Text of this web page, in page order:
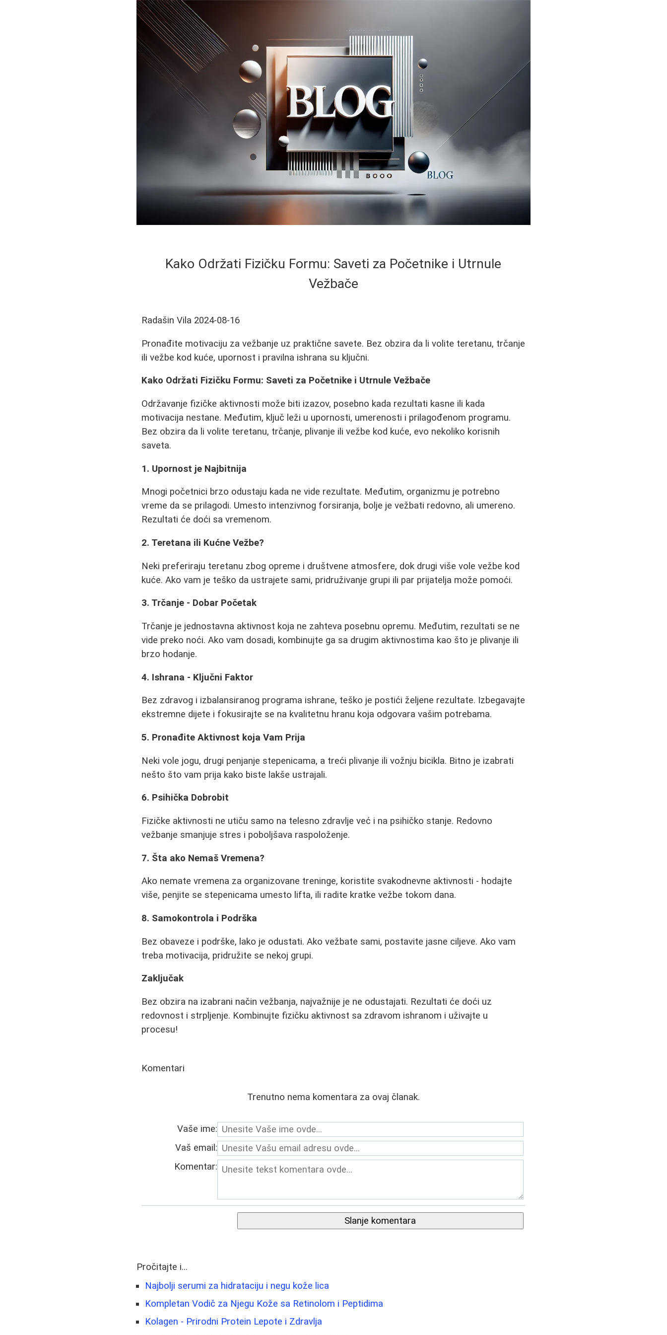
Kako Održati Fizičku Formu: Saveti za Početnike i Utrnule
Vežbače
Radašin Vila 2024-08-16
Pronađite motivaciju za vežbanje uz praktične savete. Bez obzira da li volite teretanu, trčanje
ili vežbe kod kuće, upornost i pravilna ishrana su ključni.
Kako Održati Fizičku Formu: Saveti za Početnike i Utrnule Vežbače
Održavanje fizičke aktivnosti može biti izazov, posebno kada rezultati kasne ili kada
motivacija nestane. Međutim, ključ leži u upornosti, umerenosti i prilagođenom programu.
Bez obzira da li volite teretanu, trčanje, plivanje ili vežbe kod kuće, evo nekoliko korisnih
saveta.
1. Upornost je Najbitnija
Mnogi početnici brzo odustaju kada ne vide rezultate. Međutim, organizmu je potrebno
vreme da se prilagodi. Umesto intenzivnog forsiranja, bolje je vežbati redovno, ali umereno.
Rezultati će doći sa vremenom.
2. Teretana ili Kućne Vežbe?
Neki preferiraju teretanu zbog opreme i društvene atmosfere, dok drugi više vole vežbe kod
kuće. Ako vam je teško da ustrajete sami, pridruživanje grupi ili par prijatelja može pomoći.
3. Trčanje - Dobar Početak
Trčanje je jednostavna aktivnost koja ne zahteva posebnu opremu. Međutim, rezultati se ne
vide preko noći. Ako vam dosadi, kombinujte ga sa drugim aktivnostima kao što je plivanje ili
brzo hodanje.
4. Ishrana - Ključni Faktor
Bez zdravog i izbalansiranog programa ishrane, teško je postići željene rezultate. Izbegavajte
ekstremne dijete i fokusirajte se na kvalitetnu hranu koja odgovara vašim potrebama.
5. Pronađite Aktivnost koja Vam Prija
Neki vole jogu, drugi penjanje stepenicama, a treći plivanje ili vožnju bicikla. Bitno je izabrati
nešto što vam prija kako biste lakše ustrajali.
6. Psihička Dobrobit
Fizičke aktivnosti ne utiču samo na telesno zdravlje već i na psihičko stanje. Redovno
vežbanje smanjuje stres i poboljšava raspoloženje.
7. Šta ako Nemaš Vremena?
Ako nemate vremena za organizovane treninge, koristite svakodnevne aktivnosti - hodajte
više, penjite se stepenicama umesto lifta, ili radite kratke vežbe tokom dana.
8. Samokontrola i Podrška
Bez obaveze i podrške, lako je odustati. Ako vežbate sami, postavite jasne ciljeve. Ako vam
treba motivacija, pridružite se nekoj grupi.
Zaključak
Bez obzira na izabrani način vežbanja, najvažnije je ne odustajati. Rezultati će doći uz
redovnost i strpljenje. Kombinujte fizičku aktivnost sa zdravom ishranom i uživajte u
procesu!
Komentari
Trenutno nema komentara za ovaj članak.
Vaše ime:
Vaš email:
Komentar:
Slanje komentara
Pročitajte i...
Najbolji serumi za hidrataciju i negu kože lica
Kompletan Vodič za Njegu Kože sa Retinolom i Peptidima
Kolagen - Prirodni Protein Lepote i Zdravlja